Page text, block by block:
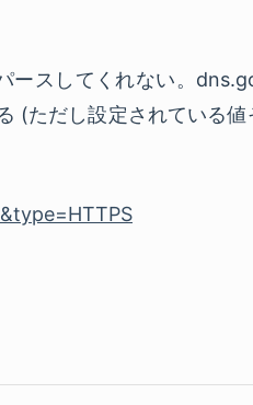
スしてくれない。
(ただし設定されている